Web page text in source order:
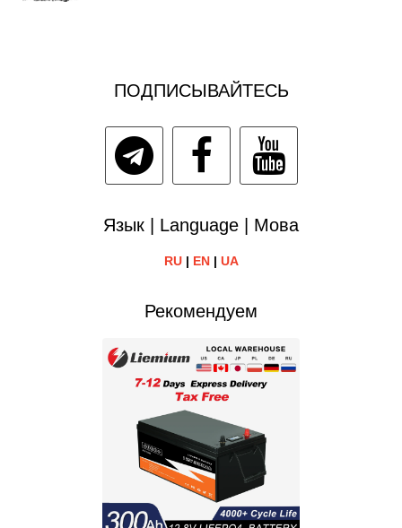
ПОДПИСЫВАЙТЕСЬ
Язык | Language | Мова
RU| EN| UA
Рекомендуем